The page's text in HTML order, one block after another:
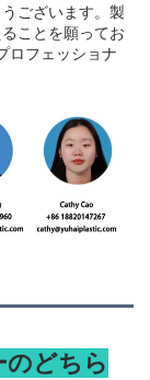
ございます。製
ことを願ってお
ロフェッショナ
どちら